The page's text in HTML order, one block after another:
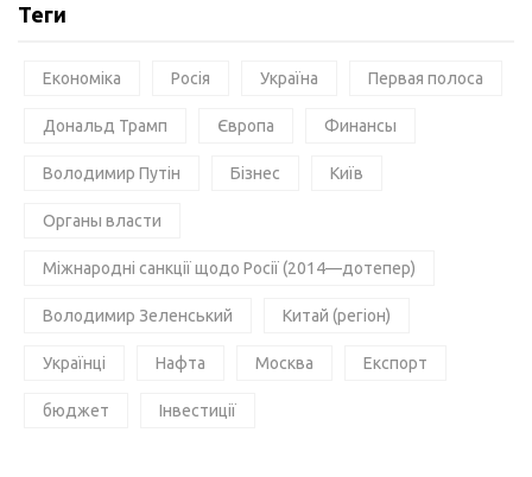
Теги
Економіка Росія Україна Первая полоса
Дональд Трамп Європа Финансы
Володимир Путін Бізнес Київ
Органы власти
Міжнародні санкції щодо Росії (2014—дотепер)
Володимир Зеленський Китай (регіон)
Українці Нафта Москва Експорт
бюджет Інвестиції